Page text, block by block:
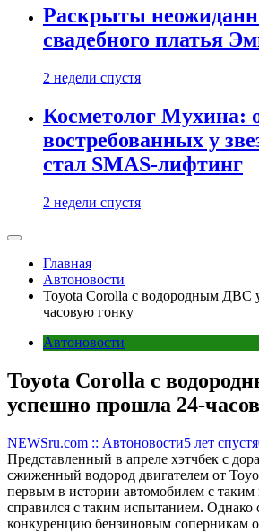
Раскрыты
свадебного платья
2 недели спустя
Косметолог Мухина:
востребованных у
стал SMAS-лифтинг
2 недели спустя
Главная
Автоновости
Toyota Corolla с водородным ДВС
часовую гонку
Автоновости
Toyota Corolla с
успешно прошла 24-
NEWSru.com :: Автоновости5 лет спустя
Представленный в апреле хэтчбек с
сжиженный водород двигателем от
первым в истории автомобилем с
справился с таким испытанием. Однако
конкуренцию бензиновым соперникам